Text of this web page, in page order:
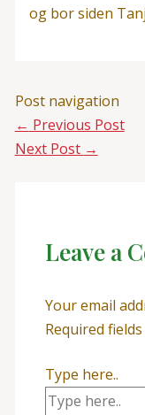
og bor siden
Post navigation
← Previous Post
Next Post →
Leave a
Your email
Required
Type here..